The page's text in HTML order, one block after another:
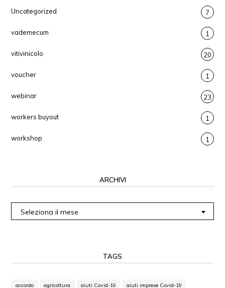
Uncategorized 7
vademecum 1
vitivinicolo 20
voucher 1
webinar 23
workers buyout 1
workshop 1
ARCHIVI
Seleziona il mese
TAGS
accordo agricoltura aiuti Covid-19 aiuti imprese Covid-19